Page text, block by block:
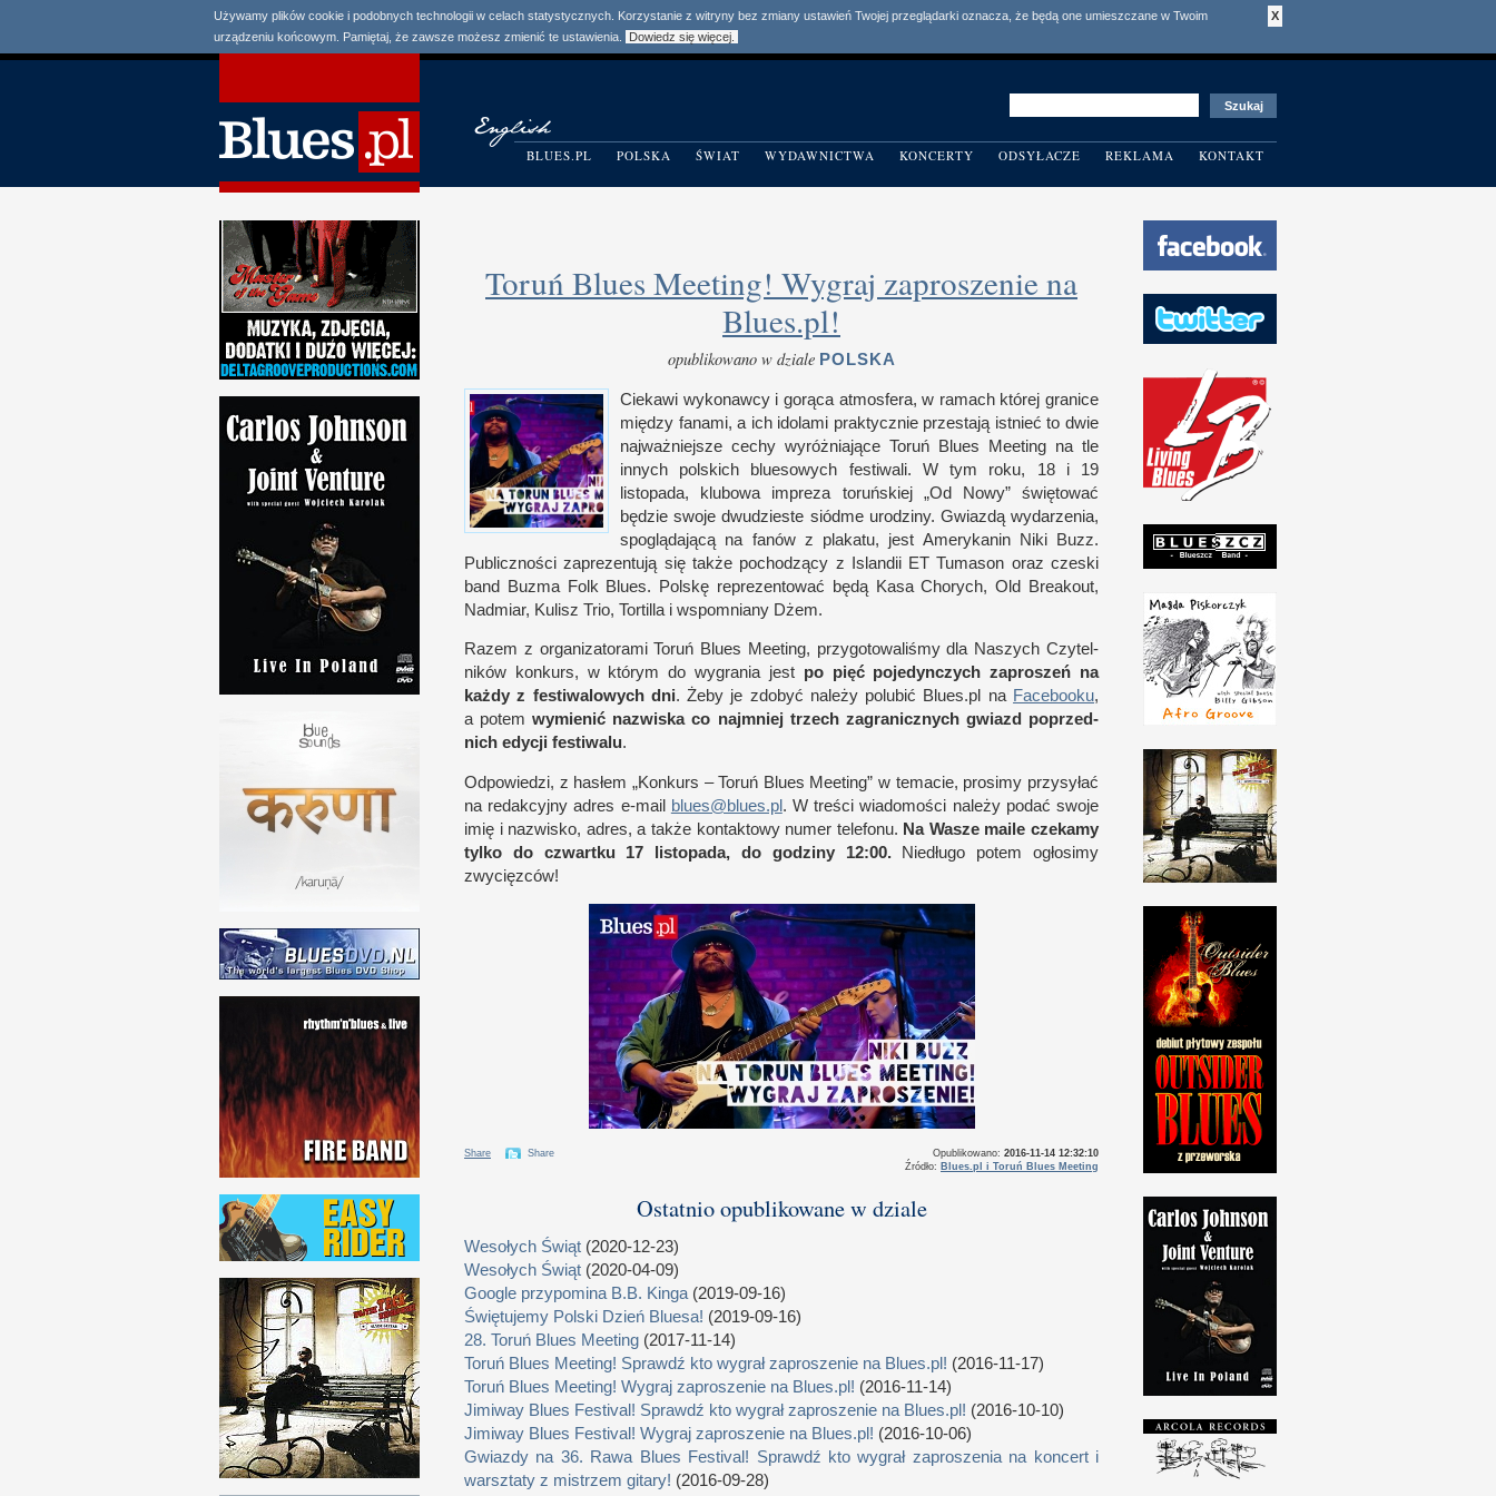
X
Używamy plików cookie i podobnych technologii w celach statystycznych. Korzystanie z witryny bez zmiany ustawień Twojej przeglądarki oznacza, że będą one umieszczane w Twoim
urządzeniu końcowym. Pamiętaj, że zawsze możesz zmienić te ustawienia.
Dowiedz się więcej.
BLUES.PL POLSKA ŚWIAT WYDAWNICTWA KONCERTY ODSYŁACZE REKLAMA KONTAKT
Toruń Blues Meeting! Wygraj zaproszenie na
Blues.pl!
opublikowano w dziale POLSKA
Ciekawi wykonawcy i gorąca atmos­fera,w ramach której granice
między fanami,a ich idolami prak­tycz­nie prze­stają ist­nieć to dwie
naj­waż­niej­sze cechy wyróż­niające Toruń Blues Meeting na tle
innych pol­skich bluesowych festiwali. W tym roku, 18 i 19
listopada, klubowa impreza toruń­skiej „Od Nowy” świętować
będzie swoje dwudzieste siódme urodziny. Gwiazdą wydarzenia,
spo­glądającą na fanów z plakatu, jest Amerykanin Niki Buzz.
Publicz­no­ści zaprezen­tują się także pochodzący z Islan­dii ET Tumason oraz czeski
band Buzma Folk Blues. Pol­skę reprezen­tować będą Kasa Chorych, Old Breakout,
Nad­miar, Kulisz Trio, Tor­tilla i wspo­mniany Dżem.
Razem z organizatorami Toruń Blues Meeting, przy­gotowaliśmy dla Naszych Czytel­
ników kon­kurs, w którym do wygrania jest po pięć pojedyn­czych zaproszeń na
każdyz festiwalowych dni. Żeby je zdobyć należy polubić Blues​.pl na Facebooku,
a potem wymienić nazwiska co naj­mniej trzech zagranicz­nych gwiazd poprzed­
nich edycji festiwalu.
Odpowiedzi, z hasłem „Kon­kurs – Toruń Blues Meeting”w temacie, prosimy przy­syłać
na redak­cyjny adres e-​mail
blues@​blues.​pl .W tre­ści wiadomo­ści należy podać swoje
imię i nazwisko, adres,a także kon­tak­towy numer telefonu. Na Wasze maile czekamy
tylko do czwartku 17 listopada, do godziny 12:00.
Nie­długo potem ogłosimy
zwycięzców!
Share Share Opublikowano: 2016-11-14 12:32:10
Źródło: Blues.pl i Toruń Blues Meeting
Ostatnio opublikowane w dziale
Wesołych Świąt (2020-12-23)
Wesołych Świąt (2020-04-09)
Google przypomina B.B. Kinga(2019-09-16)
Świętujemy Polski Dzień Bluesa! (2019-09-16)
28. Toruń Blues Meeting (2017-11-14)
Toruń Blues Meeting! Sprawdź kto wygrał zaproszenie na Blues.pl! (2016-11-17)
Toruń Blues Meeting! Wygraj zaproszenie na Blues.pl! (2016-11-14)
Jimiway Blues Festival! Sprawdź kto wygrał zaproszenie na Blues.pl! (2016-10-10)
Jimiway Blues Festival! Wygraj zaproszenie na Blues.pl! (2016-10-06)
Gwiazdy na 36. Rawa Blues Festival! Sprawdź kto wygrał zaproszenia na koncert i
warsztaty z mistrzem gitary! (2016-09-28)